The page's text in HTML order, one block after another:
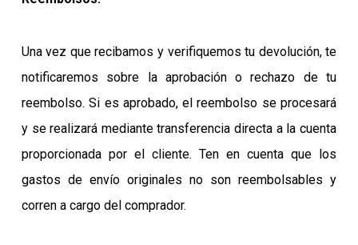
Una vez que recibamos y verifiquemos tu devolución, te
notificaremos sobre la aprobación o rechazo de tu
reembolso. Si es aprobado, el reembolso se procesará
y se realizará mediante transferencia directa a la cuenta
proporcionada por el cliente. Ten en cuenta que los
gastos de envío originales no son reembolsables y
corren a cargo del comprador.